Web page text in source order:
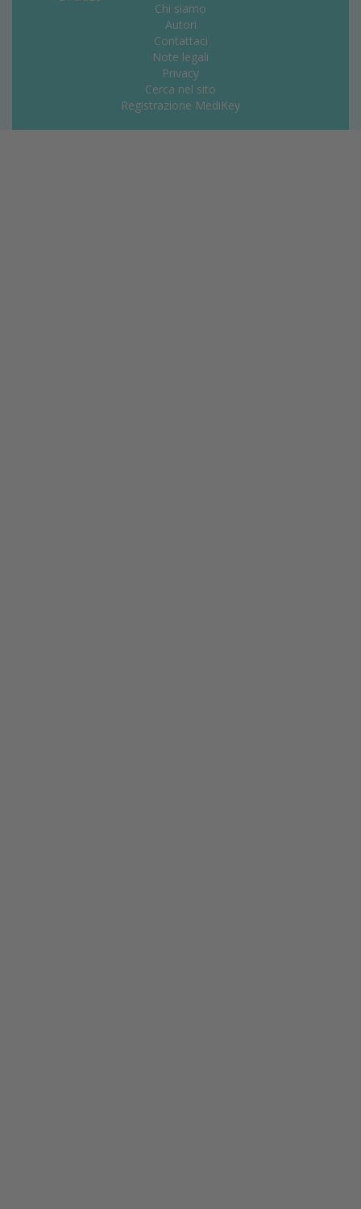
Chi siamo
Autori
Contattaci
Note legali
Privacy
Cerca nel sito
Registrazione MediKey